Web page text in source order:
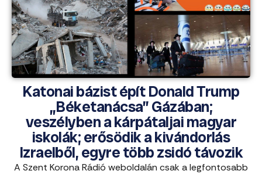
Katonai bázist épít Donald Trump
„Béketanácsa” Gázában;
veszélyben a kárpátaljai magyar
iskolák; erősödik a kivándorlás
Izraelből, egyre több zsidó távozik
A Szent Korona Rádió weboldalán csak a legfontosabb